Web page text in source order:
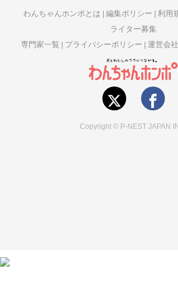
わんちゃんホンポとは 編集ポリシー 利用
ライター募集
専門家一覧
プライバシーポリシー 運営会社
Copyright © P-NEST JAPAN